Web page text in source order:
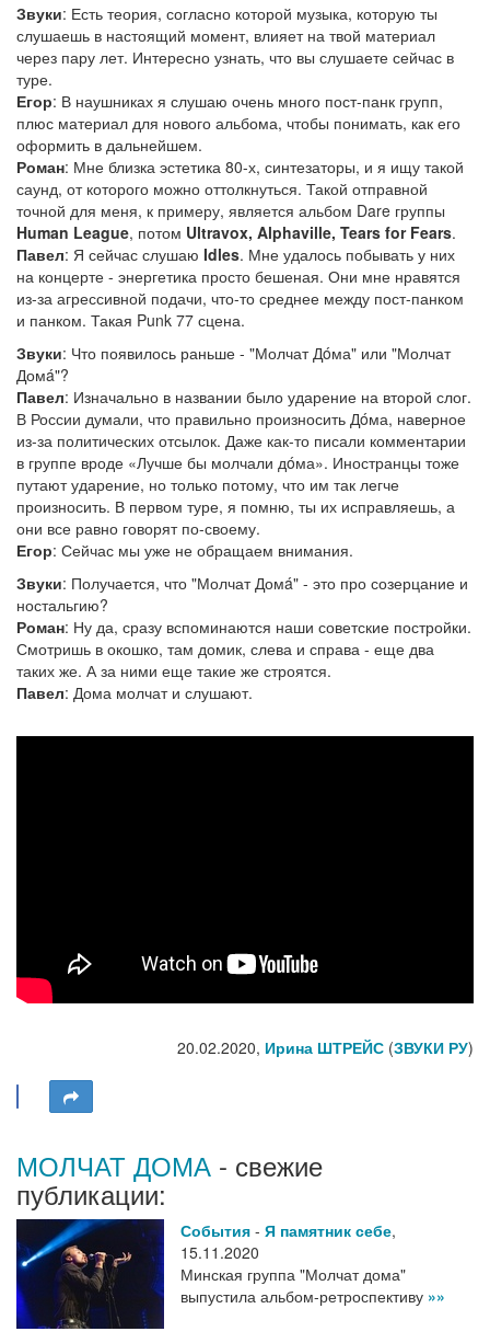
Звуки: Есть теория, согласно которой музыка, которую ты
слушаешь в настоящий момент, влияет на твой материал
через пару лет. Интересно узнать, что вы слушаете сейчас в
туре.
Егор: В наушниках я слушаю очень много пост-панк групп,
плюс материал для нового альбома, чтобы понимать, как его
оформить в дальнейшем.
Роман: Мне близка эстетика 80-х, синтезаторы, и я ищу такой
саунд, от которого можно оттолкнуться. Такой отправной
точной для меня, к примеру, является альбом Dare группы
Human League, потом Ultravox, Alphaville, Tears for Fears.
Павел: Я сейчас слушаю Idles. Мне удалось побывать у них
на концерте - энергетика просто бешеная. Они мне нравятся
из-за агрессивной подачи, что-то среднее между пост-панком
и панком. Такая Punk 77 сцена.
Звуки: Что появилось раньше - "Молчат Дóма" или "Молчат
Домá"?
Павел: Изначально в названии было ударение на второй слог.
В России думали, что правильно произносить Дóма, наверное
из-за политических отсылок. Даже как-то писали комментарии
в группе вроде «Лучше бы молчали дóма». Иностранцы тоже
путают ударение, но только потому, что им так легче
произносить. В первом туре, я помню, ты их исправляешь, а
они все равно говорят по-своему.
Егор: Сейчас мы уже не обращаем внимания.
Звуки: Получается, что "Молчат Домá" - это про созерцание и
ностальгию?
Роман: Ну да, сразу вспоминаются наши советские постройки.
Смотришь в окошко, там домик, слева и справа - еще два
таких же. А за ними еще такие же строятся.
Павел: Дома молчат и слушают.
20.02.2020, Ирина ШТРЕЙС (ЗВУКИ РУ)
МОЛЧАТ ДОМА - свежие
публикации:
События - Я памятник себе,
15.11.2020
Минская группа "Молчат дома"
выпустила альбом-ретроспективу »»